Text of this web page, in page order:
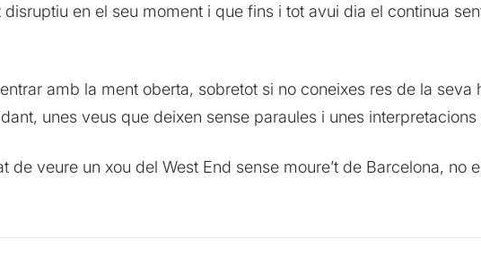
en el seu moment i que fins i tot avui dia el continua
amb la ment oberta, sobretot si no coneixes res de la seva
unes veus que deixen sense paraules i unes interpretacions
veure un xou del West End sense moure’t de Barcelona, no